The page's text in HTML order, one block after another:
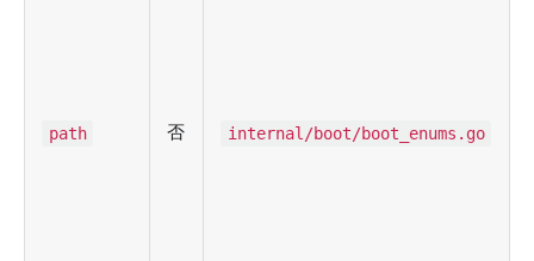
path 否 internal/boot/boot_enums.go